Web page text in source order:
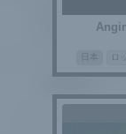
ロ